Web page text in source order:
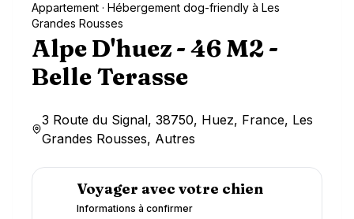
Appartement · Hébergement dog-friendly à Les
Grandes Rousses
Alpe D'huez - 46 M2 -
Belle Terasse
3 Route du Signal, 38750, Huez, France, Les
Grandes Rousses, Autres
Voyager avec votre chien
Informations à confirmer